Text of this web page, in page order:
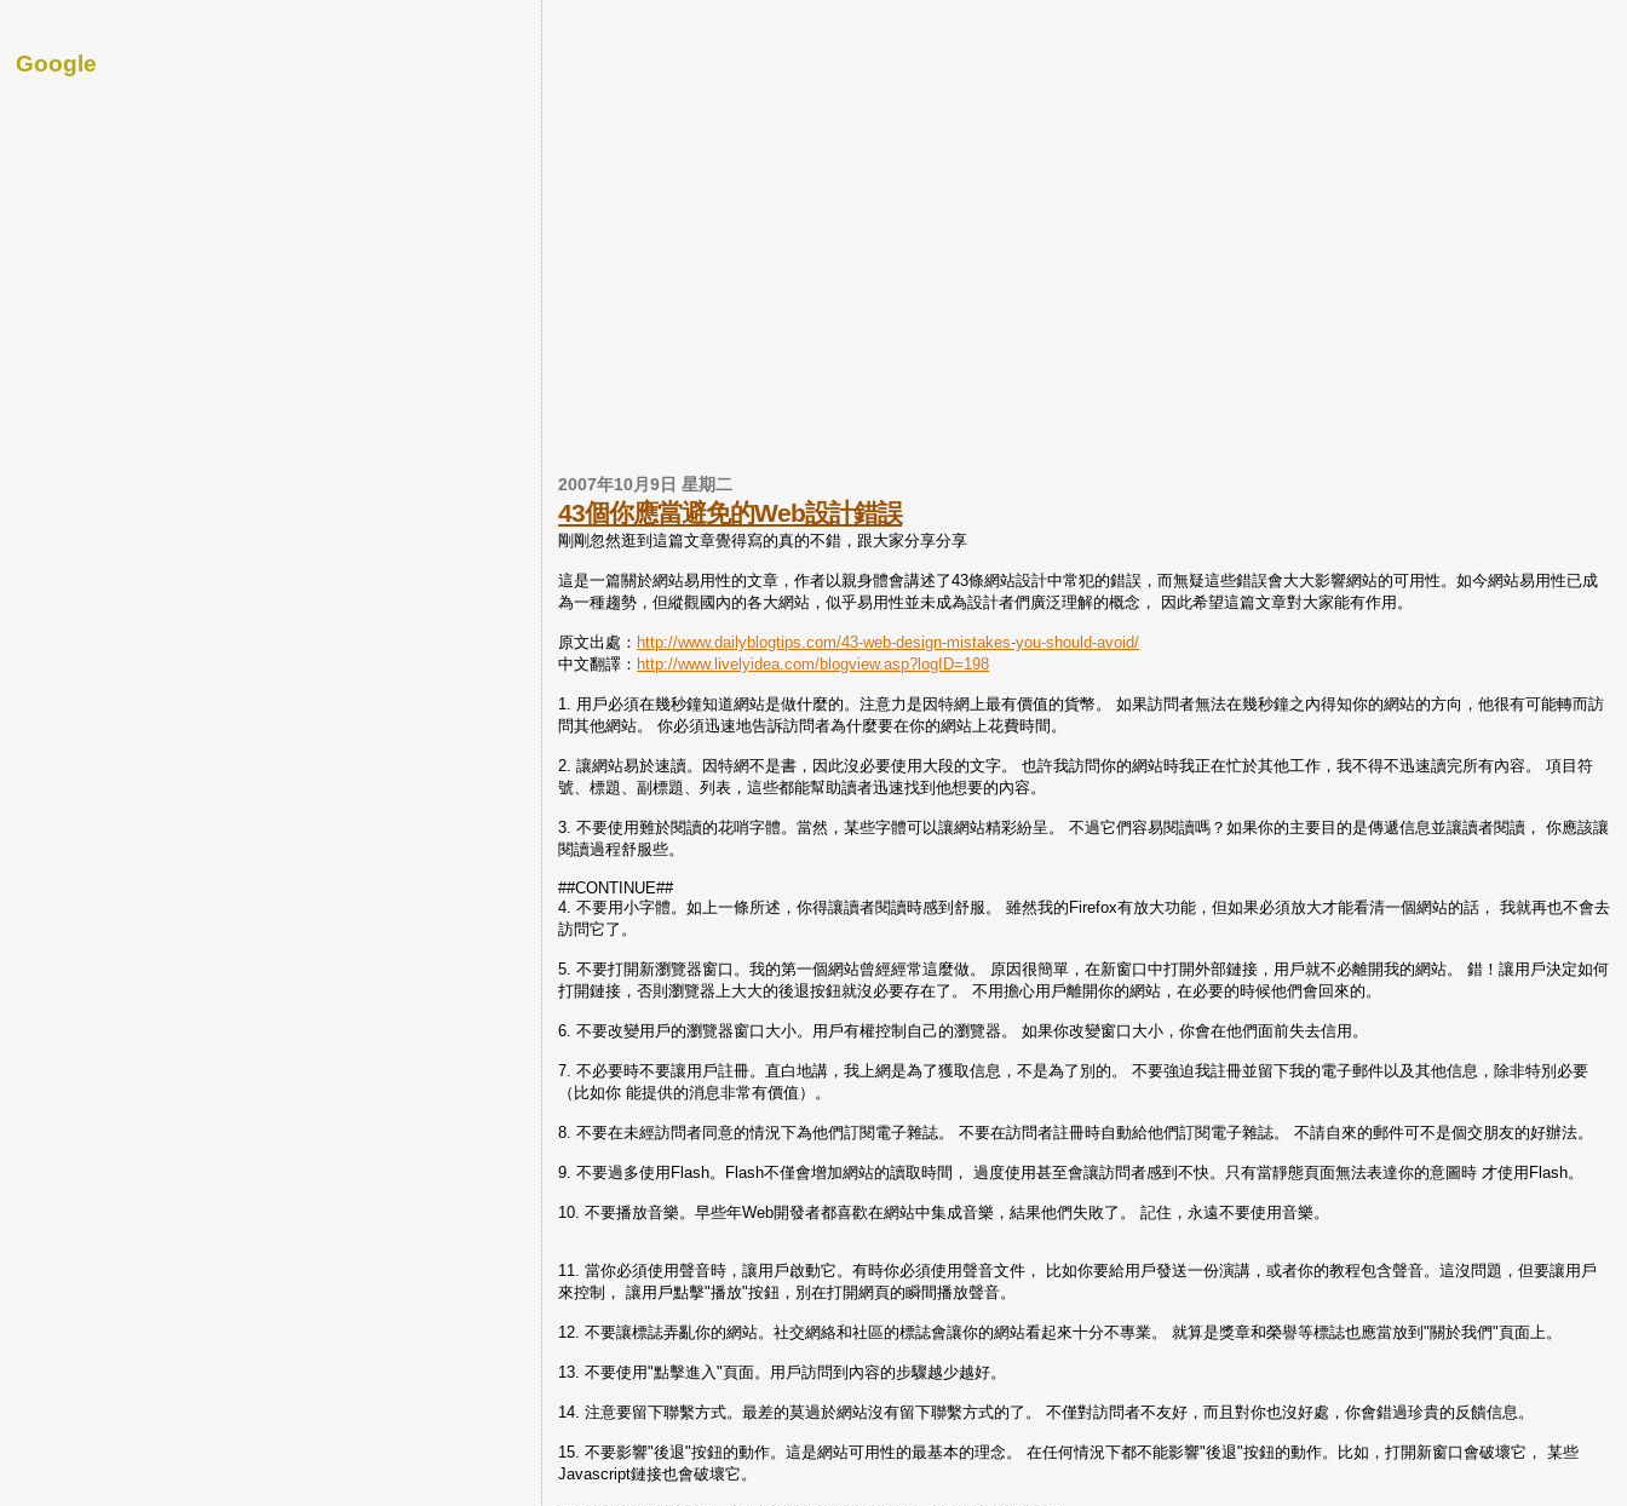
2007年10月9日 星期二
43個你應當避免的Web設計錯誤
剛剛忽然逛到這篇文章覺得寫的真的不錯，跟大家分享分享
這是一篇關於網站易用性的文章，作者以親身體會講述了43條網站設計中常犯的錯誤，而無疑這些錯誤會大大影響網站的可用性。如今網站易用性已成
為一種趨勢，但縱觀國內的各大網站，似乎易用性並未成為設計者們廣泛理解的概念， 因此希望這篇文章對大家能有作用。
原文出處：http://www.dailyblogtips.com/43-web-design-mistakes-you-should-avoid/
中文翻譯：http://www.livelyidea.com/blogview.asp?logID=198
1. 用戶必須在幾秒鐘知道網站是做什麼的。注意力是因特網上最有價值的貨幣。 如果訪問者無法在幾秒鐘之內得知你的網站的方向，他很有可能轉而訪
問其他網站。 你必須迅速地告訴訪問者為什麼要在你的網站上花費時間。
2. 讓網站易於速讀。因特網不是書，因此沒必要使用大段的文字。 也許我訪問你的網站時我正在忙於其他工作，我不得不迅速讀完所有內容。 項目符
號、標題、副標題、列表，這些都能幫助讀者迅速找到他想要的內容。
3. 不要使用難於閱讀的花哨字體。當然，某些字體可以讓網站精彩紛呈。 不過它們容易閱讀嗎？如果你的主要目的是傳遞信息並讓讀者閱讀， 你應該讓
閱讀過程舒服些。
##CONTINUE##
4. 不要用小字體。如上一條所述，你得讓讀者閱讀時感到舒服。 雖然我的Firefox有放大功能，但如果必須放大才能看清一個網站的話， 我就再也不會去
訪問它了。
5. 不要打開新瀏覽器窗口。我的第一個網站曾經經常這麼做。 原因很簡單，在新窗口中打開外部鏈接，用戶就不必離開我的網站。 錯！讓用戶決定如何
打開鏈接，否則瀏覽器上大大的後退按鈕就沒必要存在了。 不用擔心用戶離開你的網站，在必要的時候他們會回來的。
6. 不要改變用戶的瀏覽器窗口大小。用戶有權控制自己的瀏覽器。 如果你改變窗口大小，你會在他們面前失去信用。
7. 不必要時不要讓用戶註冊。直白地講，我上網是為了獲取信息，不是為了別的。 不要強迫我註冊並留下我的電子郵件以及其他信息，除非特別必要
（比如你 能提供的消息非常有價值）。
8. 不要在未經訪問者同意的情況下為他們訂閱電子雜誌。 不要在訪問者註冊時自動給他們訂閱電子雜誌。 不請自來的郵件可不是個交朋友的好辦法。
9. 不要過多使用Flash。Flash不僅會增加網站的讀取時間， 過度使用甚至會讓訪問者感到不快。只有當靜態頁面無法表達你的意圖時 才使用Flash。
10. 不要播放音樂。早些年Web開發者都喜歡在網站中集成音樂，結果他們失敗了。 記住，永遠不要使用音樂。
11. 當你必須使用聲音時，讓用戶啟動它。有時你必須使用聲音文件， 比如你要給用戶發送一份演講，或者你的教程包含聲音。這沒問題，但要讓用戶
來控制， 讓用戶點擊"播放"按鈕，別在打開網頁的瞬間播放聲音。
12. 不要讓標誌弄亂你的網站。社交網絡和社區的標誌會讓你的網站看起來十分不專業。 就算是獎章和榮譽等標誌也應當放到"關於我們"頁面上。
13. 不要使用"點擊進入"頁面。用戶訪問到內容的步驟越少越好。
14. 注意要留下聯繫方式。最差的莫過於網站沒有留下聯繫方式的了。 不僅對訪問者不友好，而且對你也沒好處，你會錯過珍貴的反饋信息。
15. 不要影響"後退"按鈕的動作。這是網站可用性的最基本的理念。 在任何情況下都不能影響"後退"按鈕的動作。比如，打開新窗口會破壞它， 某些
Javascript鏈接也會破壞它。
Google